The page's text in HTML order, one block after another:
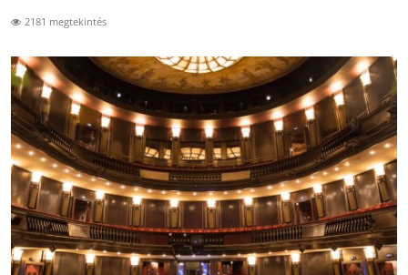
2181 megtekintés